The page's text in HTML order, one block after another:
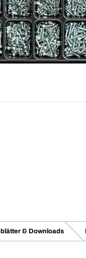
& Downloads